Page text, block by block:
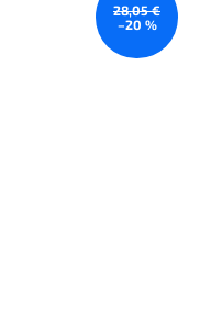
28,05 €
–20 %